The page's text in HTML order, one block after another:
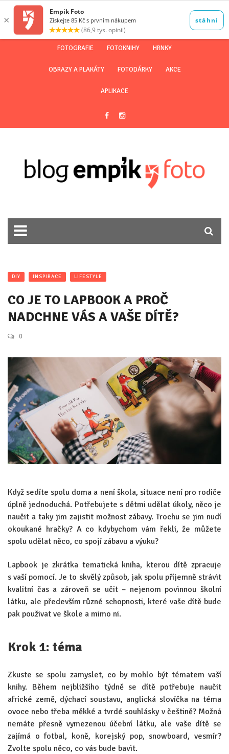
FOTOGRAFIE FOTOKNIHY HRNKY
OBRAZY A PLAKÁTY FOTODÁRKY AKCE
APLIKACE
DIY INSPIRACE LIFESTYLE
CO JE TO LAPBOOK A PROČ
NADCHNE VÁS A VAŠE DÍTĚ?
0
Když sedíte spolu doma a není škola, situace není pro rodiče
úplně jednoduchá. Potřebujete s dětmi udělat úkoly, něco je
naučit a taky jim zajistit možnost zábavy. Trochu se jim nudí
okoukané hračky? A co kdybychom vám řekli, že můžete
spolu udělat něco, co spojí zábavu a výuku?
Lapbook je zkrátka tematická kniha, kterou dítě zpracuje
s vaší pomocí. Je to skvělý způsob, jak spolu příjemně strávit
kvalitní čas a zároveň se učit – nejenom povinnou školní
látku, ale především různé schopnosti, které vaše dítě bude
pak použivat ve škole a mimo ni.
Krok 1: téma
Zkuste se spolu zamyslet, co by mohlo být tématem vaší
knihy. Během nejbližšího týdně se dítě potřebuje naučit
africké země, dýchací soustavu, anglická slovíčka na téma
ovoce nebo třeba měkké a tvrdé souhlásky v češtině? Možná
nemáte přesně vymezenou účební látku, ale vaše dítě se
zajímá o fotbal, koně, korejský pop, snowboard, vesmír?
Zvolte spolu něco, co vás bude bavit.